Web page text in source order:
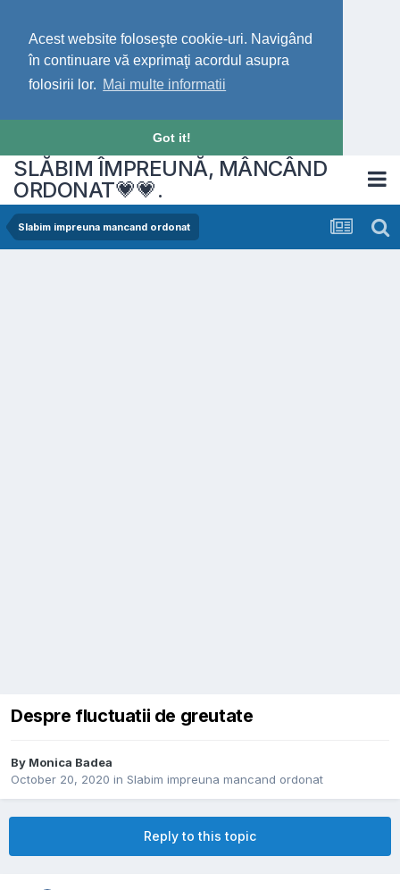
Acest website foloseşte cookie-uri. Navigând
în continuare vă exprimaţi acordul asupra
folosirii lor. Mai multe informatii
Got it!
SLĂBIM ÎMPREUNĂ, MÂNCÂND
ORDONAT💗💗.
Slabim impreuna mancand ordonat
Despre fluctuatii de greutate
By Monica Badea
October 20, 2020 in Slabim impreuna mancand ordonat
Reply to this topic